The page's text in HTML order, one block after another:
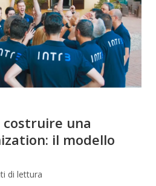
una
il modello
di lettura